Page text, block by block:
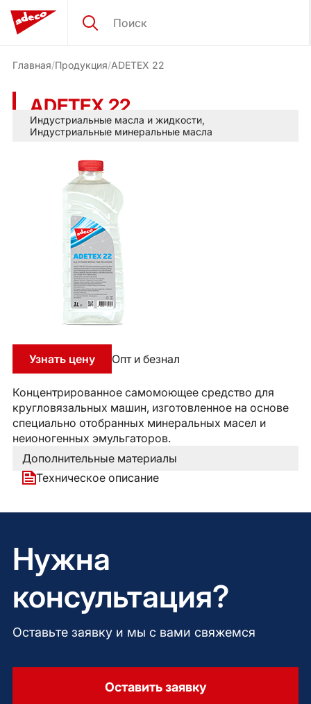
Главная Продукция ADETEX 22
ADETEX 22
Индустриальные масла и жидкости,
Индустриальные минеральные масла
Узнать цену Опт и безнал
Концентрированное самомоющее средство для
кругловязальных машин, изготовленное на основе
специально отобранных минеральных масел и
неионогенных эмульгаторов.
Дополнительные материалы
Техническое описание
Нужна
консультация?
Оставьте заявку и мы с вами свяжемся
Оставить заявку